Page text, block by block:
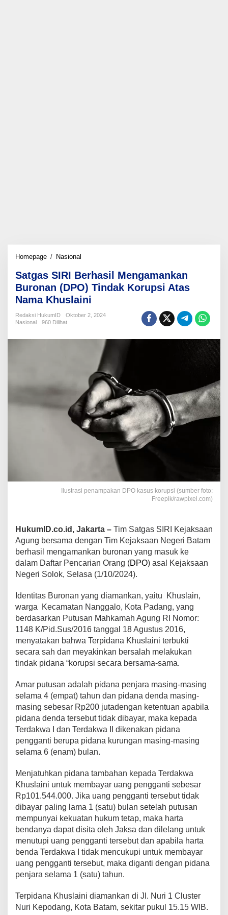
Homepage / Nasional
Berhasil
Mengamankan
Buronan
(DPO)
Tindak
Korupsi
Nama
Khuslaini
Satgas SIRI Berhasil Mengamankan
Buronan (DPO) Tindak Korupsi Atas
Nama Khuslaini
Redaksi HukumID
Oktober 2, 2024
Nasional
960 Dilihat
Ilustrasi penampakan DPO kasus korupsi (sumber foto:
Freepik/rawpixel.com)
HukumID.co.id, Jakarta – Tim Satgas SIRI Kejaksaan
Agung bersama dengan Tim Kejaksaan Negeri Batam
berhasil mengamankan buronan yang masuk ke
dalam Daftar Pencarian Orang (DPO) asal Kejaksaan
Negeri Solok, Selasa (1/10/2024).
Identitas Buronan yang diamankan, yaitu Khuslain,
warga
Kecamatan Nanggalo, Kota Padang, yang
berdasarkan Putusan Mahkamah Agung RI Nomor:
1148 K/Pid.Sus/2016 tanggal 18 Agustus 2016,
menyatakan bahwa Terpidana Khuslaini terbukti
secara sah dan meyakinkan bersalah melakukan
tindak pidana “korupsi secara bersama-sama.
Amar putusan adalah pidana penjara masing-masing
selama 4 (empat) tahun dan pidana denda masing-
masing sebesar Rp200 jutadengan ketentuan apabila
pidana denda tersebut tidak dibayar, maka kepada
Terdakwa I dan Terdakwa II dikenakan pidana
pengganti berupa pidana kurungan masing-masing
selama 6 (enam) bulan.
Menjatuhkan pidana tambahan kepada Terdakwa
Khuslaini untuk membayar uang pengganti sebesar
Rp101.544.000. Jika uang pengganti tersebut tidak
dibayar paling lama 1 (satu) bulan setelah putusan
mempunyai kekuatan hukum tetap, maka harta
bendanya dapat disita oleh Jaksa dan dilelang untuk
menutupi uang pengganti tersebut dan apabila harta
benda Terdakwa I tidak mencukupi untuk membayar
uang pengganti tersebut, maka diganti dengan pidana
penjara selama 1 (satu) tahun.
Terpidana Khuslaini diamankan di Jl. Nuri 1 Cluster
Nuri Kepodang, Kota Batam, sekitar pukul 15.15 WIB.